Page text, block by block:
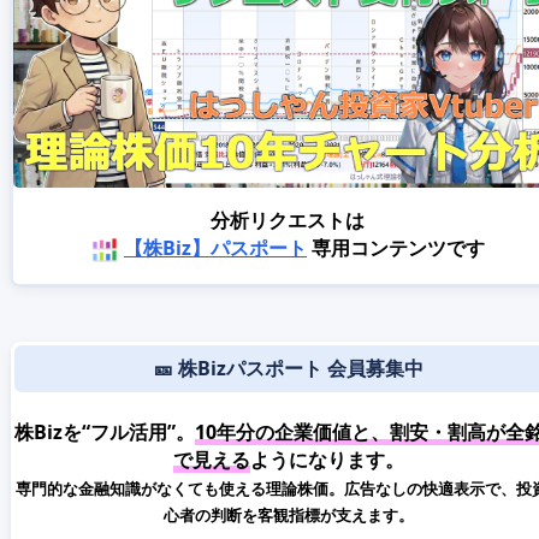
分析リクエストは
【株Biz】パスポート 専用コンテンツです
🎫 株Bizパスポート 会員募集中
株Bizを“フル活用”。 10年分の企業価値と、割安・割高が全
で見えるようになります。
専門的な金融知識がなくても使える理論株価。広告なしの快適表示で、投
心者の判断を客観指標が支えます。